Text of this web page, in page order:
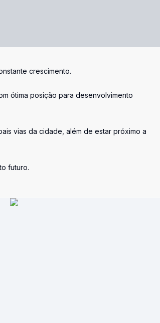
crescimento.
ótima posição para desenvolvimento
vias da cidade, além de estar próximo a
futuro.